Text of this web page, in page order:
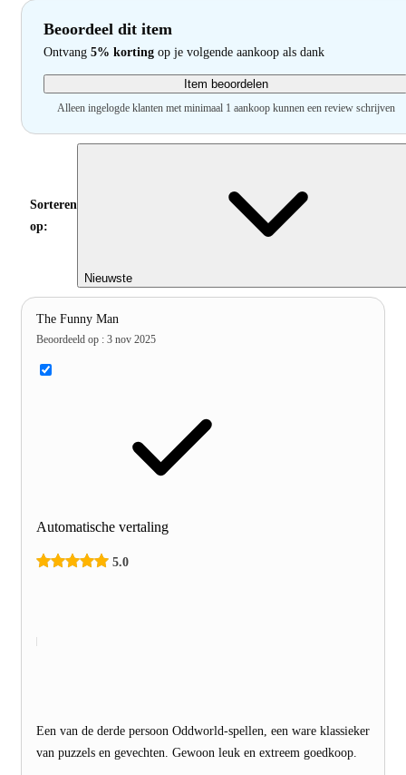
Beoordeel dit item
Ontvang 5% korting op je volgende aankoop als dank
Item beoordelen
Alleen ingelogde klanten met minimaal 1 aankoop kunnen een review schrijven
Sorteren
op:
Nieuwste
The Funny Man
Beoordeeld op : 3 nov 2025
Automatische vertaling
5.0
Een van de derde persoon Oddworld-spellen, een ware klassieker
van puzzels en gevechten. Gewoon leuk en extreem goedkoop.